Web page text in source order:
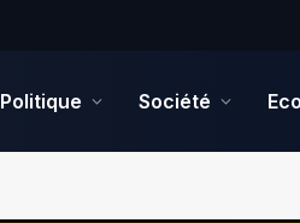
Politique Société